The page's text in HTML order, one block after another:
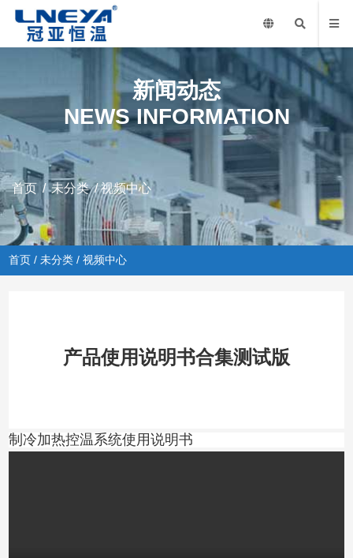
新闻动态
NEWS INFORMATION
首页 / 未分类/ 视频中心
首页 /未分类 / 视频中心
产品使用说明书合集测试版
制冷加热控温系统使用说明书